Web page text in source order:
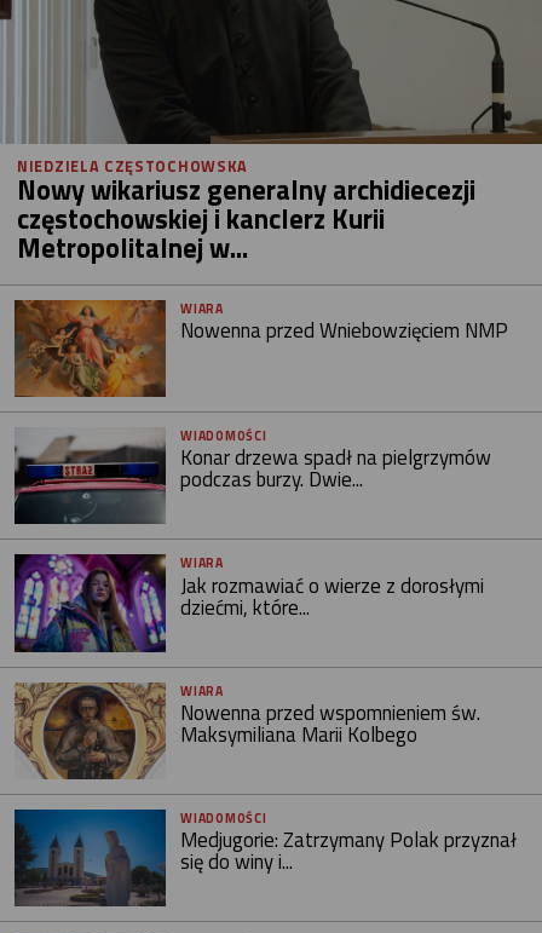
NIEDZIELA CZĘSTOCHOWSKA
Nowy wikariusz generalny archidiecezji
częstochowskiej i kanclerz Kurii
Metropolitalnej w...
WIARA
Nowenna przed Wniebowzięciem NMP
WIADOMOŚCI
Konar drzewa spadł na pielgrzymów
podczas burzy. Dwie...
WIARA
Jak rozmawiać o wierze z dorosłymi
dziećmi, które...
WIARA
Nowenna przed wspomnieniem św.
Maksymiliana Marii Kolbego
WIADOMOŚCI
Medjugorie: Zatrzymany Polak przyznał
się do winy i...